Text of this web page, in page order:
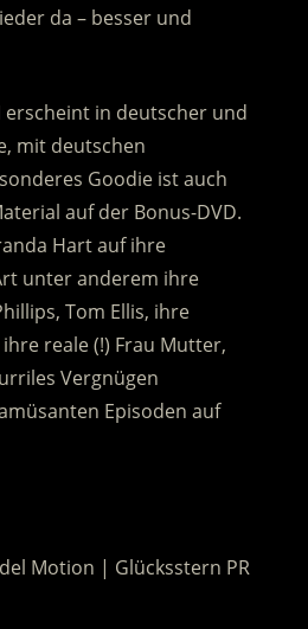
da – besser und
erscheint in deutscher und
mit deutschen
Goodie ist auch
auf der Bonus-DVD.
Hart auf ihre
unter anderem ihre
Tom Ellis, ihre
reale (!) Frau Mutter,
Vergnügen
Episoden auf
Motion | Glücksstern PR